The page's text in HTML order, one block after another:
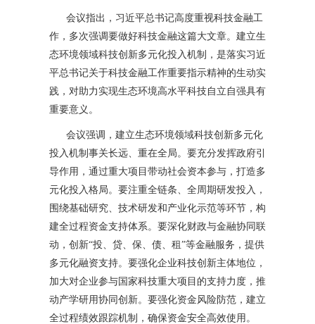
会议指出，习近平总书记高度重视科技金融工
作，多次强调要做好科技金融这篇大文章。建立生
态环境领域科技创新多元化投入机制，是落实习近
平总书记关于科技金融工作重要指示精神的生动实
践，对助力实现生态环境高水平科技自立自强具有
重要意义。
会议强调，建立生态环境领域科技创新多元化
投入机制事关长远、重在全局。要充分发挥政府引
导作用，通过重大项目带动社会资本参与，打造多
元化投入格局。要注重全链条、全周期研发投入，
围绕基础研究、技术研发和产业化示范等环节，构
建全过程资金支持体系。要深化财政与金融协同联
动，创新“投、贷、保、债、租”等金融服务，提供
多元化融资支持。要强化企业科技创新主体地位，
加大对企业参与国家科技重大项目的支持力度，推
动产学研用协同创新。要强化资金风险防范，建立
全过程绩效跟踪机制，确保资金安全高效使用。